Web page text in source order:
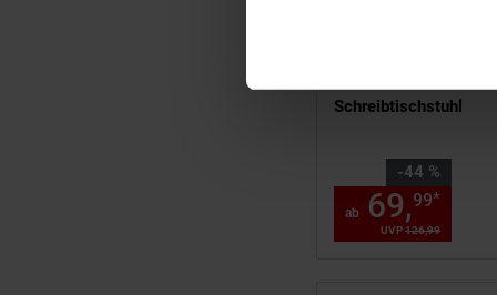
Schreibtischstuhl
-44 %
Sie Sparen 44 Prozent,
UVP126,99
ab 69,99*